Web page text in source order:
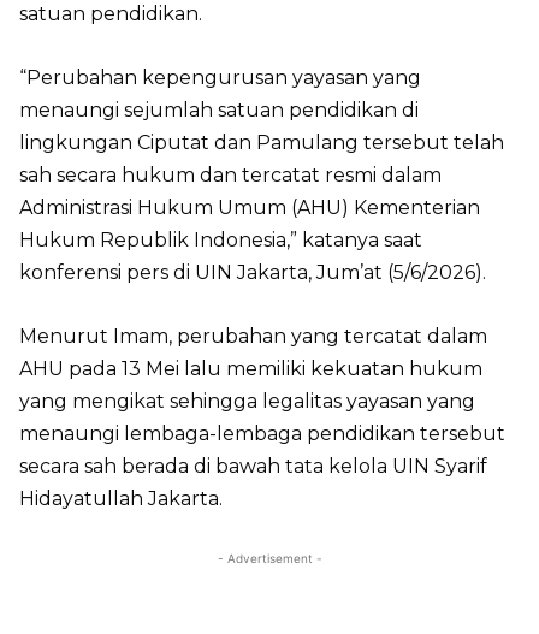
satuan pendidikan.
“Perubahan kepengurusan yayasan yang
menaungi sejumlah satuan pendidikan di
lingkungan Ciputat dan Pamulang tersebut telah
sah secara hukum dan tercatat resmi dalam
Administrasi Hukum Umum (AHU) Kementerian
Hukum Republik Indonesia,” katanya saat
konferensi pers di UIN Jakarta, Jum’at (5/6/2026).
Menurut Imam, perubahan yang tercatat dalam
AHU pada 13 Mei lalu memiliki kekuatan hukum
yang mengikat sehingga legalitas yayasan yang
menaungi lembaga-lembaga pendidikan tersebut
secara sah berada di bawah tata kelola UIN Syarif
Hidayatullah Jakarta.
- Advertisement -